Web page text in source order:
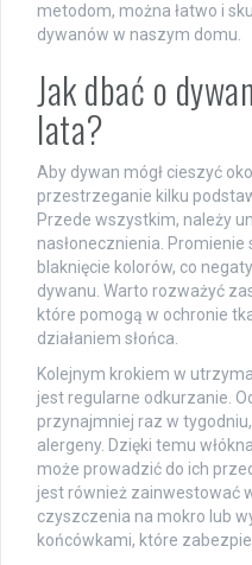
metodom, można łatwo i
dywanów w naszym domu.
Jak dbać o
lata?
Aby dywan mógł cieszyć
przestrzeganie kilku
Przede wszystkim, należy
nasłonecznienia.
blaknięcie kolorów, co
dywanu. Warto rozważyć
które pomogą w ochronie
działaniem słońca.
Kolejnym krokiem w
jest regularne odkurzanie.
przynajmniej raz w
alergeny. Dzięki temu
może prowadzić do ich
jest również zainwestować
czyszczenia na mokro lub
końcówkami, które